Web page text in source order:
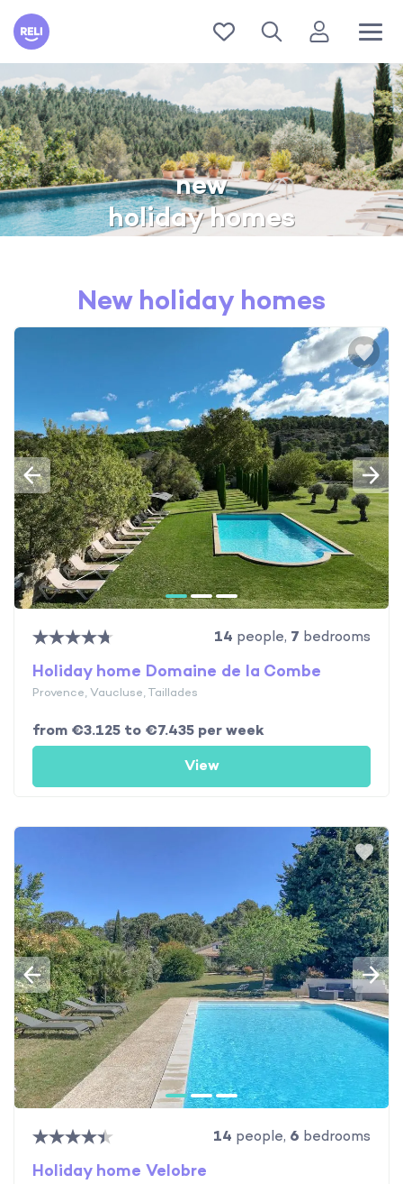
Reli
new
holiday homes
New holiday homes
14 people, 7 bedrooms
Holiday home Domaine de la Combe
Provence, Vaucluse, Taillades
from €3.125 to €7.435 per week
View
14 people, 6 bedrooms
Holiday home Velobre